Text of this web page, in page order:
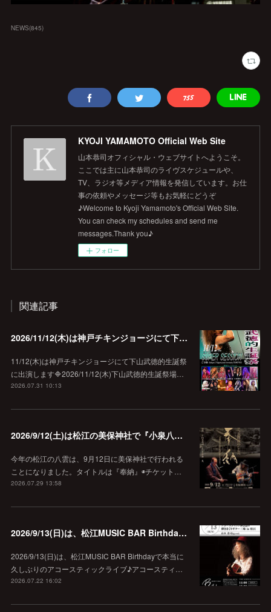
NEWS(845)
KYOJI YAMAMOTO Official Web Site
山本恭司オフィシャル・ウェブサイトへようこそ。
ここでは主に山本恭司のライヴスケジュールや、
TV、ラジオ等メディア情報を発信しています。お仕
事の依頼やメッセージ等もお気軽にどうぞ
♪Welcome to Kyoji Yamamoto's Official Web Site.
You can check my schedules and send me
messages.Thank you♪
フォロー
関連記事
2026/11/12(木)は神戸チキンジョージにて下山武徳的生誕祭に出演します♪
11/12(木)は神戸チキンジョージにて下山武徳的生誕祭
に出演します🔷2026/11/12(木)下山武徳的生誕祭場…
2026.07.31 10:13
2026/9/12(土)は松江の美保神社で『小泉八雲朗読のしらべ』
今年の松江の八雲は、9月12日に美保神社で行われる
ことになりました。タイトルは『奉納』◉チケット…
2026.07.29 13:58
2026/9/13(日)は、松江MUSIC BAR Birthdayでアコースティック弾き語り弾きまくりギター三昧♪
2026/9/13(日)は、松江MUSIC BAR Birthdayで本当に
久しぶりのアコースティックライブ♪アコースティ…
2026.07.22 16:02